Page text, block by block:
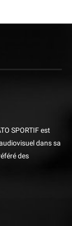
SPORTIF est
dans sa
des